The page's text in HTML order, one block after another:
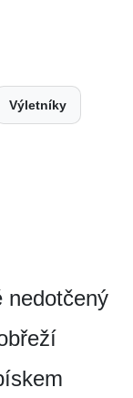
Výletníky
nedotčený